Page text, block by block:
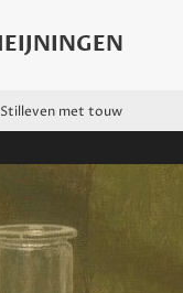
Stilleven met touw